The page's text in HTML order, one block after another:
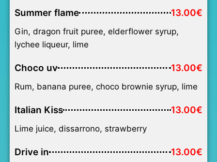
Summer flame 13.00€
Gin, dragon fruit puree, elderflower syrup,
lychee liqueur, lime
Choco uv 13.00€
Rum, banana puree, choco brownie syrup, lime
Italian Kiss 13.00€
Lime juice, dissarrono, strawberry
Drive in 13.00€